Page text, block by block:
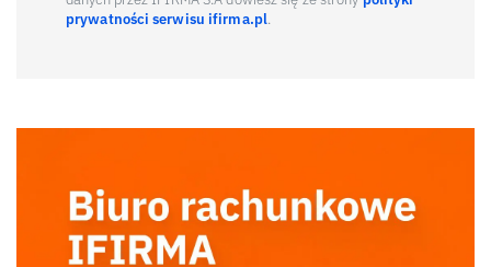
prywatności serwisu ifirma.pl.